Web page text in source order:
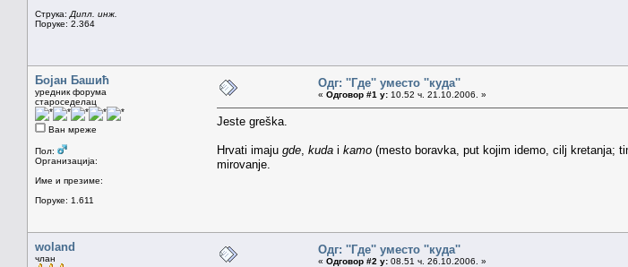
Струка: Дипл. инж.
Поруке: 2.364
Бојан Башић
уредник форума
староседелац
Ван мреже
Пол:
Организација:
Име и презиме:
Поруке: 1.611
Одг: ''Где'' уместо ''куда''
« Одговор #1 у: 10.52 ч. 21.10.2006. »
Jeste greška.
Hrvati imaju gde kuda i kamo (mesto boravka, put kojim idemo, cilj kretanja;
mirovanje.
woland
члан
Одг: ''Где'' уместо ''куда''
« Одговор #2 у: 08.51 ч. 26.10.2006. »